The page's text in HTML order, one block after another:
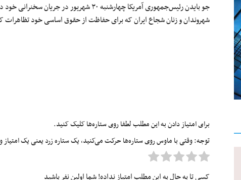
جو بایدن رئیس‌جمهوری آمریکا چهارشنبه ۳۰
شهروندان و زنان شجاع ایران که برای حفاظت از حقوق اساسی خود تظاهرات
برای امتیاز دادن به این مطلب لطفا روی ستاره‌ها کلیک کنید.
توجه: وقتی با ماوس روی ستاره‌ها حرکت می‌کنید، یک ستاره زرد یعنی یک امتیاز و
کسی تا به حال به این مطلب امتیاز نداده! شما اولین نفر باشید